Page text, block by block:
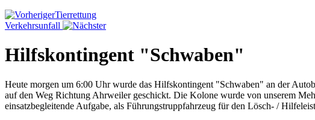
Tierrettung
Verkehrsunfall
Hilfskontingent "Schwaben"
Heute morgen um 6:00 Uhr wurde das Hilfskontingent "Schwaben" an der
auf den Weg Richtung Ahrweiler geschickt. Die Kolone wurde von unserem
einsatzbegleitende Aufgabe, als Führungstruppfahrzeug für den Lösch- /